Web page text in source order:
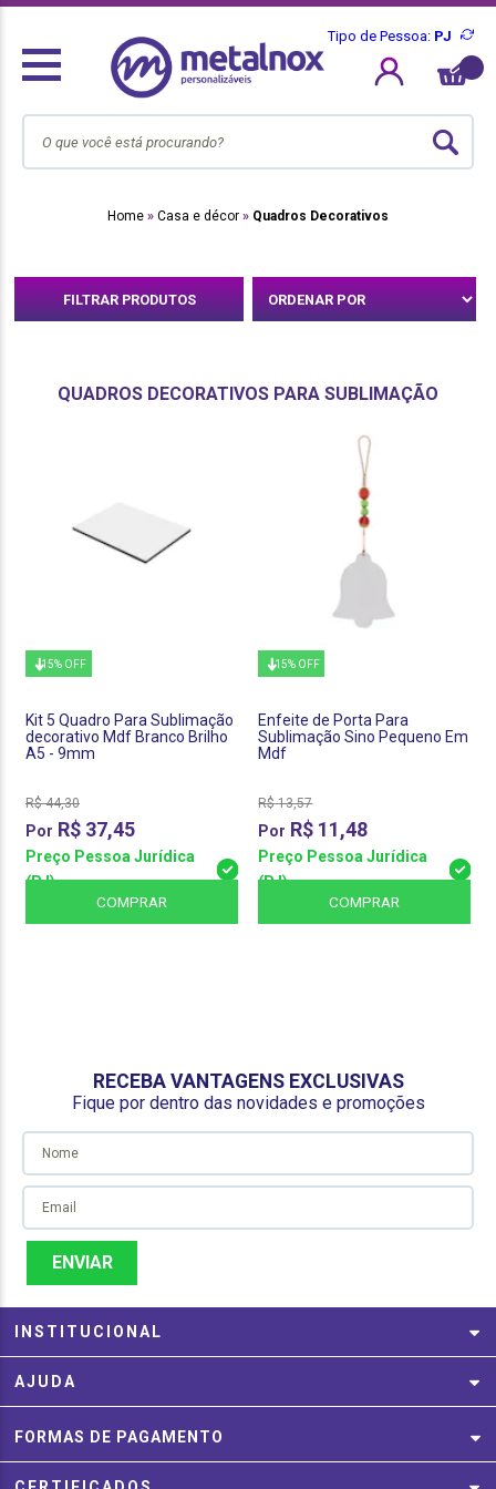
Tipo de Pessoa: PJ
Home Casa e décor Quadros Decorativos
FILTRAR PRODUTOS
QUADROS DECORATIVOS PARA SUBLIMAÇÃO
15% OFF
Kit 5 Quadro Para Sublimação
decorativo Mdf Branco Brilho
A5 - 9mm
R$ 44,30
R$ 37,45
Preço Pessoa Jurídica
(PJ)
COMPRAR
15% OFF
Enfeite de Porta Para
Sublimação Sino Pequeno Em
Mdf
R$ 13,57
R$ 11,48
Preço Pessoa Jurídica
(PJ)
COMPRAR
RECEBA VANTAGENS EXCLUSIVAS
Fique por dentro das novidades e promoções
ENVIAR
INSTITUCIONAL
AJUDA
FORMAS DE PAGAMENTO